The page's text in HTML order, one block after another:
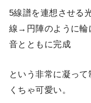
5線譜を連想させる
線→円陣のように輪
音とともに完成
という非常に凝っ
くちゃ可愛い。